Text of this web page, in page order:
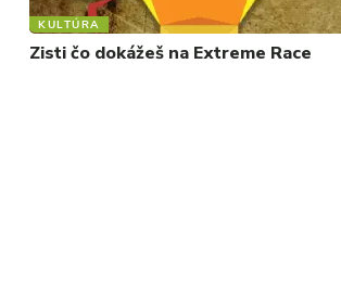
KULTÚRA
Zisti čo dokážeš na Extreme Race